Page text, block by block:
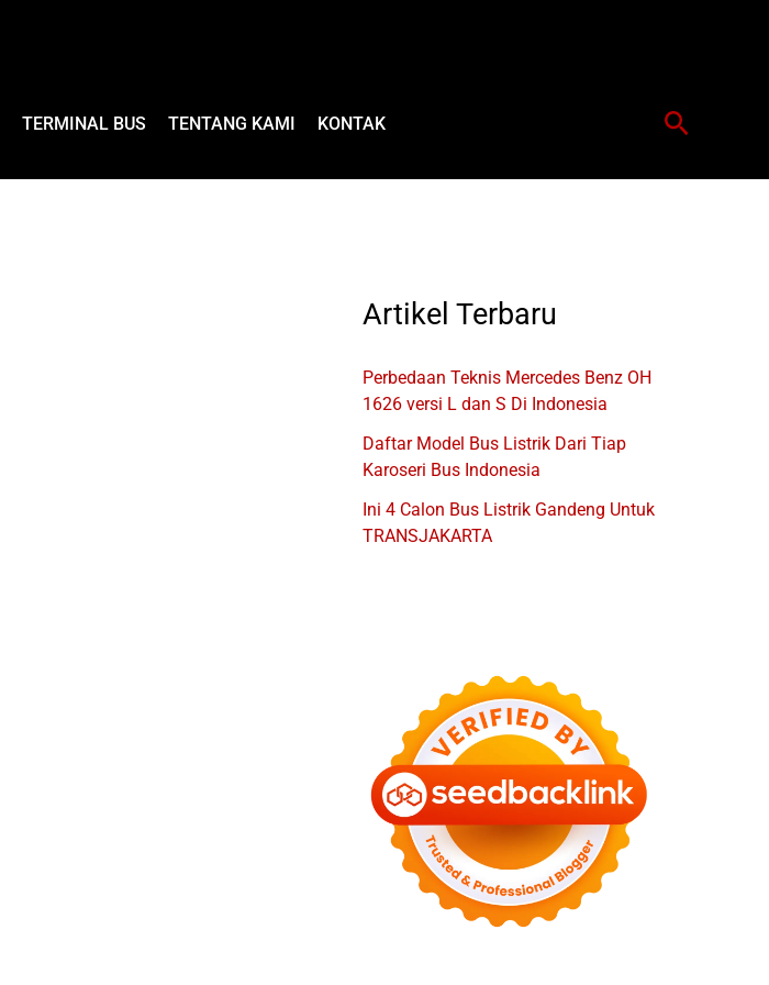
TERMINAL BUS TENTANG KAMI KONTAK Cari
Artikel Terbaru
Perbedaan Teknis Mercedes Benz OH
1626 versi L dan S Di Indonesia
Daftar Model Bus Listrik Dari Tiap
Karoseri Bus Indonesia
Ini 4 Calon Bus Listrik Gandeng Untuk
TRANSJAKARTA